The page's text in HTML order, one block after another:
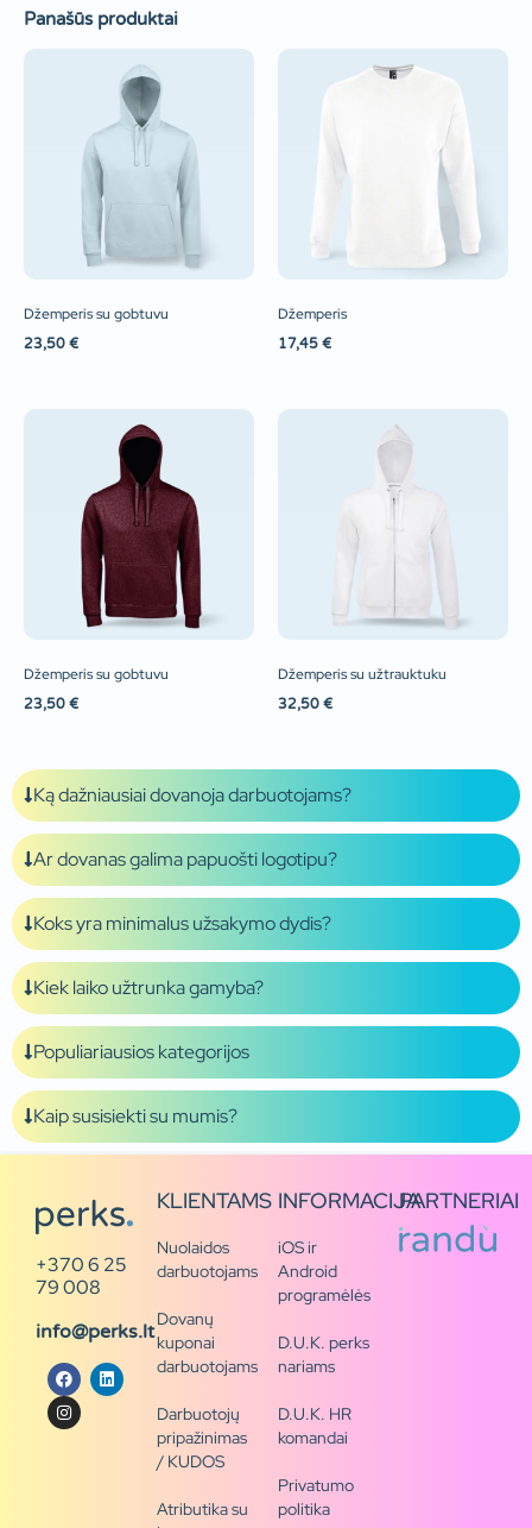
Panašūs produktai
Džemperis su gobtuvu
23,50 €
Džemperis
17,45 €
Džemperis su gobtuvu
23,50 €
Džemperis su užtrauktuku
32,50 €
Ką dažniausiai dovanoja darbuotojams?
Ar dovanas galima papuošti logotipu?
Koks yra minimalus užsakymo dydis?
Kiek laiko užtrunka gamyba?
Populiariausios kategorijos
Kaip susisiekti su mumis?
+370 6 25
79 008
info@perks.lt
KLIENTAMS
Nuolaidos
darbuotojams
Dovanų
kuponai
darbuotojams
Darbuotojų
pripažinimas
/ KUDOS
Atributika su
INFORMACIJA
iOS ir
Android
programėlės
D.U.K. perks
nariams
D.U.K. HR
komandai
Privatumo
politika
PARTNERIAI